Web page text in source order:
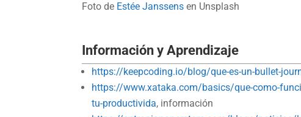
Foto de Estée Janssens en Unsplash
Información y Aprendizaje
https://keepcoding.io/blog/que-es-un-bullet-
https://www.xataka.com/basics/que-como-
tu-productivida, información